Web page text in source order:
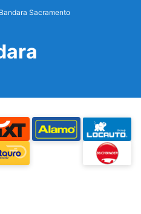
Bandara Sacramento